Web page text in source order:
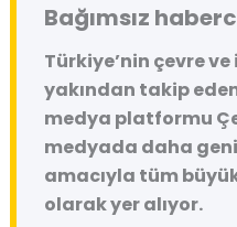
Bağımsız
Türkiye’nin çevre
yakından takip
medya platformu
medyada daha
amacıyla tüm
olarak yer alıyor.